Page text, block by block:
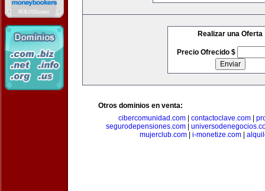
Realizar una Oferta
Precio Ofrecido $
Otros dominios en venta:
cibercomunidad.com
contactoclave.com
segurodepensiones.com
mujerclub.com
i-monetize.com